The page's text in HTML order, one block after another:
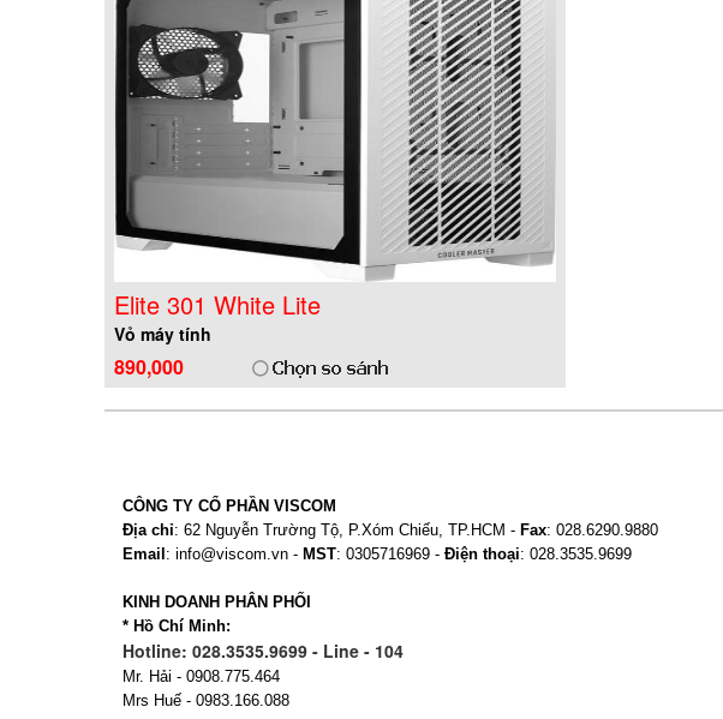
Elite 301 White Lite
Vỏ máy tính
890,000
CÔNG TY CỔ PHẦN VISCOM
Địa chỉ: 62 Nguyễn Trường Tộ, P.Xóm Chiếu, TP.HCM - Fax: 028.6290.9880
Email: info@viscom.vn - MST: 0305716969 - Điện thoại: 028.3535.9699
KINH DOANH PHÂN PHỐI
* Hồ Chí Minh:
Hotline: 028.3535.9699 - Line - 104
Mr. Hải - 0908.775.464
Mrs Huế - 0983.166.088